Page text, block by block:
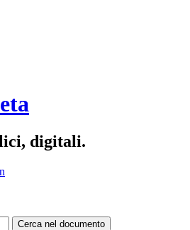
digitali.
Cerca nel documento